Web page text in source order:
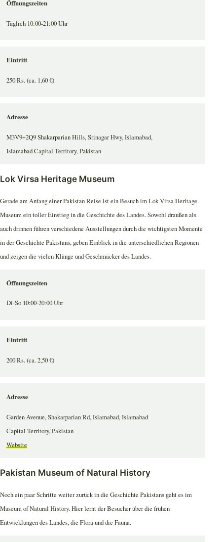
Öffnungszeiten
Täglich 10:00-21:00 Uhr
Eintritt
250 Rs. (ca. 1,60 €)
Adresse
M3V9+2Q9 Shakarparian Hills, Srinagar Hwy, Islamabad,
Islamabad Capital Territory, Pakistan
Lok Virsa Heritage Museum
Gerade am Anfang einer Pakistan Reise ist ein Besuch im Lok Virsa Heritage
Museum ein toller Einstieg in die Geschichte des Landes. Sowohl draußen als
auch drinnen führen verschiedene Ausstellungen durch die wichtigsten Momente
in der Geschichte Pakistans, geben Einblick in die unterschiedlichen Regionen
und zeigen die vielen Klänge und Geschmäcker des Landes.
Öffnungszeiten
Di-So 10:00-20:00 Uhr
Eintritt
200 Rs. (ca. 2,50 €)
Adresse
Garden Avenue, Shakarparian Rd, Islamabad, Islamabad
Capital Territory, Pakistan
Website
Pakistan Museum of Natural History
Noch ein paar Schritte weiter zurück in die Geschichte Pakistans geht es im
Museum of Natural History. Hier lernt der Besucher über die frühen
Entwicklungen des Landes, die Flora und die Fauna.